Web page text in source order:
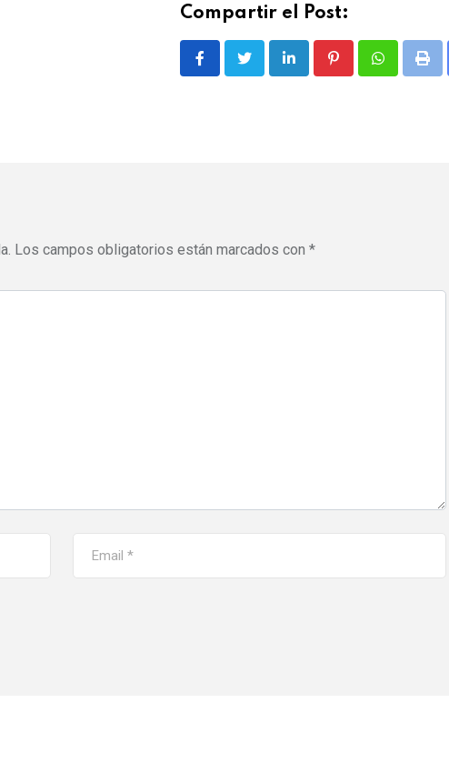
Compartir el Post:
LinkedIn PinterestWhatsappPrint
Los campos obligatorios están marcados con *